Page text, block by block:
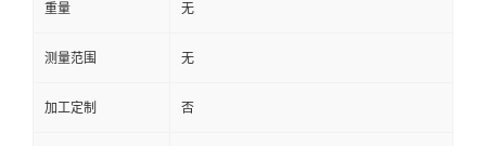
重量 无
测量范围 无
加工定制 否